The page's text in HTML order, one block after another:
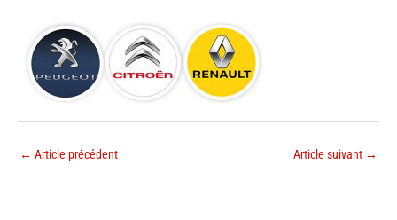
← Article précédent Article suivant →